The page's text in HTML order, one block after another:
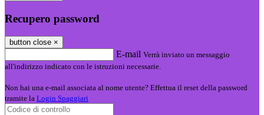
Recupero password
button close ×
E-mail Verrà inviato un messaggio
all'indirizzo indicato con le istruzioni necessarie.
Non hai una e-mail associata al nome utente? Effettua il reset della password
tramite la Login Spaggiari